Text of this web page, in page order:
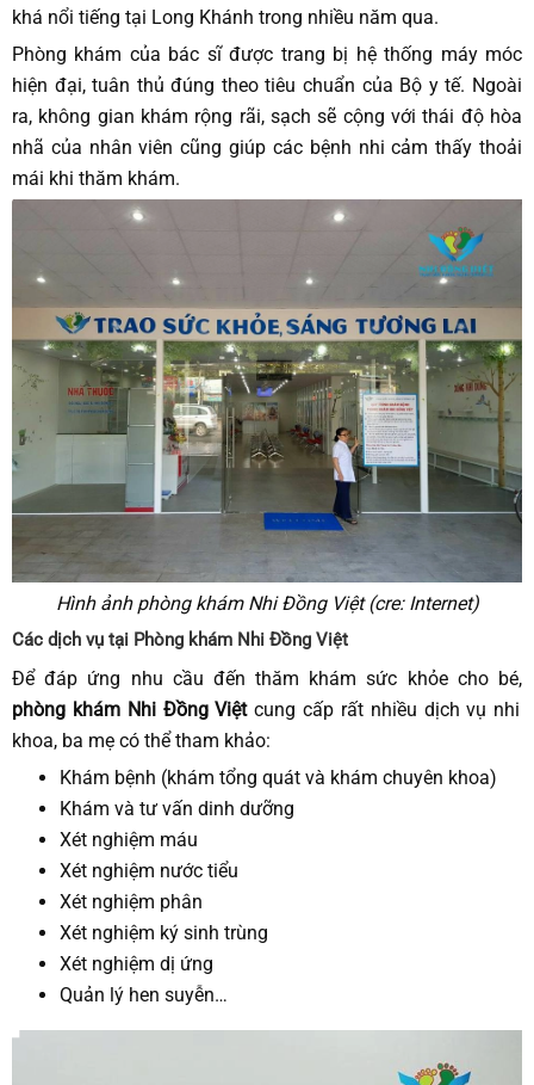
khá nổi tiếng tại Long Khánh trong nhiều năm qua.
Phòng khám của bác sĩ được trang bị hệ thống máy móc
hiện đại, tuân thủ đúng theo tiêu chuẩn của Bộ y tế. Ngoài
ra, không gian khám rộng rãi, sạch sẽ cộng với thái độ hòa
nhã của nhân viên cũng giúp các bệnh nhi cảm thấy thoải
mái khi thăm khám.
Hình ảnh phòng khám Nhi Đồng Việt (cre: Internet)
Các dịch vụ tại Phòng khám Nhi Đồng Việt
Để đáp ứng nhu cầu đến thăm khám sức khỏe cho bé,
phòng khám Nhi Đồng Việtcung cấp rất nhiều dịch vụ nhi
khoa, ba mẹ có thể tham khảo:
Khám bệnh (khám tổng quát và khám chuyên khoa)
Khám và tư vấn dinh dưỡng
Xét nghiệm máu
Xét nghiệm nước tiểu
Xét nghiệm phân
Xét nghiệm ký sinh trùng
Xét nghiệm dị ứng
Quản lý hen suyễn…